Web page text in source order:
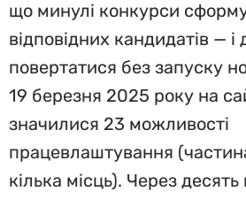
що минулі конкурси
відповідних кандидатів —
повертатися без запуску
19 березня 2025 року на
значилися 23 можливості
працевлаштування
кілька місць). Через десять